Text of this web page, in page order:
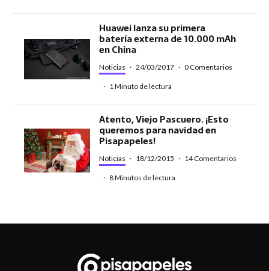
Huawei lanza su primera
batería externa de 10.000 mAh
en China
Noticias · 24/03/2017 · 0 Comentarios
· 1 Minuto de lectura
Atento, Viejo Pascuero. ¡Esto
queremos para navidad en
Pisapapeles!
Noticias · 18/12/2015 · 14 Comentarios
· 8 Minutos de lectura